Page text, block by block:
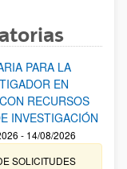
PARA LA
EN
RECURSOS
INVESTIGACIÓN
- 14/08/2026
SOLICITUDES